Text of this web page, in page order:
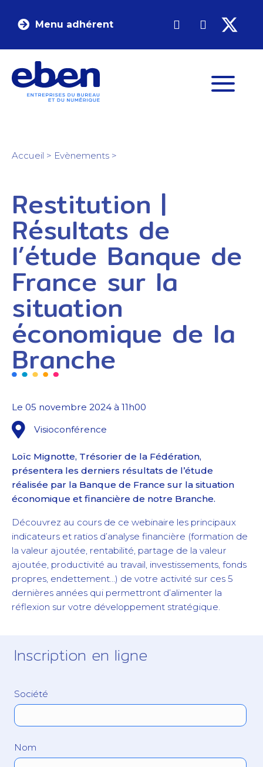
Menu adhérent
Accueil > Evènements >
Restitution |
Résultats de
l’étude Banque de
France sur la
situation
économique de la
Branche
Le 05 novembre 2024 à 11h00
Visioconférence
Loïc Mignotte, Trésorier de la Fédération,
présentera les derniers résultats de l’étude
réalisée par la Banque de France sur la situation
économique et financière de notre Branche.
Découvrez au cours de ce webinaire les principaux
indicateurs et ratios d’analyse financière (formation de
la valeur ajoutée, rentabilité, partage de la valeur
ajoutée, productivité au travail, investissements, fonds
propres, endettement…) de votre activité sur ces 5
dernières années qui permettront d’alimenter la
réflexion sur votre développement stratégique.
Inscription en ligne
Société
Nom